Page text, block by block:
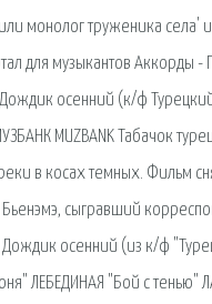
монолог труженика
для музыкантов Аккорды
осенний (к/ф
MUZBANK Табачок
в косах темных. Фильм
сыгравший
Дождик осенний (из к/ф
ЛЕБЕДИНАЯ "Бой с тенью"